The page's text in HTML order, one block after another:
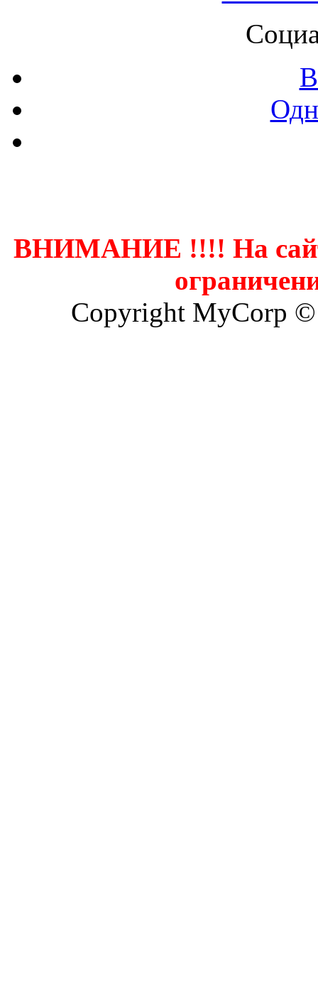
ВНИМАНИЕ !!!! На
Copyright MyCorp